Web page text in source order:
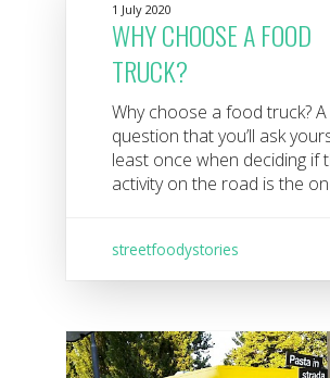
1 July 2020
WHY CHOOSE A FOOD
TRUCK?
Why choose a food truck? A
question that you’ll ask
least once when deciding if
activity on the road is the
streetfoodystories